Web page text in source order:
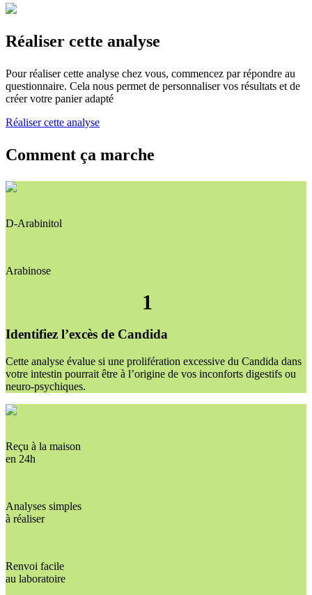
Réaliser cette analyse
Pour réaliser cette analyse chez vous, commencez par répondre au
questionnaire. Cela nous permet de personnaliser vos résultats et de
créer votre panier adapté
Réaliser cette analyse
Comment ça marche
D-Arabinitol
Arabinose
1
Identifiez l’excès de Candida
Cette analyse évalue si une prolifération excessive du Candida dans
votre intestin pourrait être à l’origine de vos inconforts digestifs ou
neuro-psychiques.
Reçu à la maison
en 24h
Analyses simples
à réaliser
Renvoi facile
au laboratoire